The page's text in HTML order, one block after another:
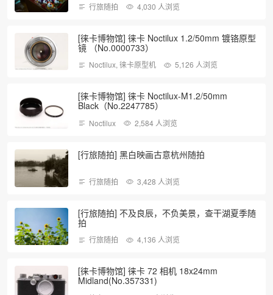
行旅随拍 4,030 人浏览
[徕卡博物馆] 徕卡 Noctilux 1.2/50mm 镀铬原型
镜 （No.0000733）
Noctilux, 徕卡原型机 5,126 人浏览
[徕卡博物馆] 徕卡 Noctilux-M1.2/50mm
Black（No.2247785）
Noctilux 2,584 人浏览
[行旅随拍] 黑白映画古意杭州随拍
行旅随拍 3,428 人浏览
[行旅随拍] 不及良辰，不负美景，查干湖夏季随
拍
行旅随拍 4,136 人浏览
[徕卡博物馆] 徕卡 72 相机 18x24mm
Midland(No.357331)